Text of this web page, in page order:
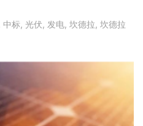
中标, 光伏, 发电, 坎德拉, 坎德拉